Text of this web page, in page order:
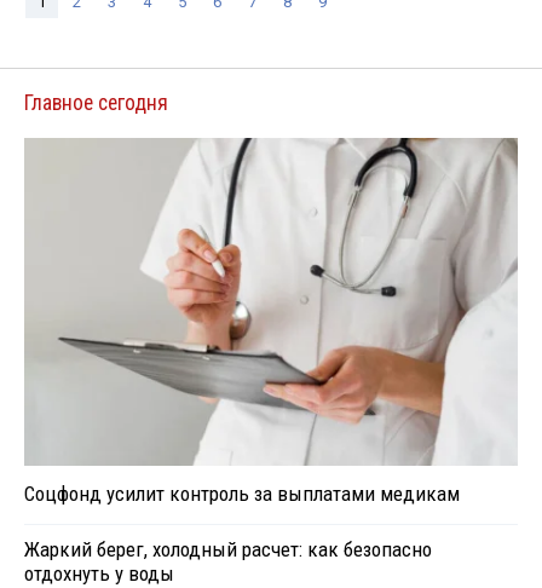
Главное сегодня
Соцфонд усилит контроль за выплатами медикам
Жаркий берег, холодный расчет: как безопасно
отдохнуть у воды